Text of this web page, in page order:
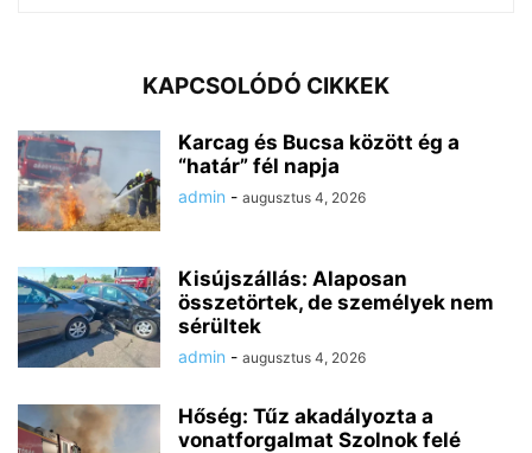
KAPCSOLÓDÓ CIKKEK
Karcag és Bucsa között ég a
“határ” fél napja
admin - augusztus 4, 2026
Kisújszállás: Alaposan
összetörtek, de személyek nem
sérültek
admin - augusztus 4, 2026
Hőség: Tűz akadályozta a
vonatforgalmat Szolnok felé